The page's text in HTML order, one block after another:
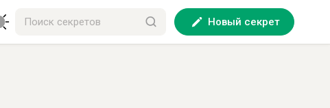
Новый секрет